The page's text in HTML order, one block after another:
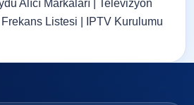
Alıcı Markaları
Televizyon
Listesi IPTV Kurulumu